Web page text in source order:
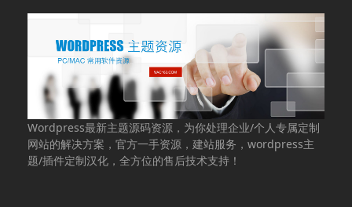
Wordpress最新主题源码资源，为你处理企业/个人专属定制
网站的解决方案，官方一手资源，建站服务，wordpress主
题/插件定制汉化，全方位的售后技术支持！